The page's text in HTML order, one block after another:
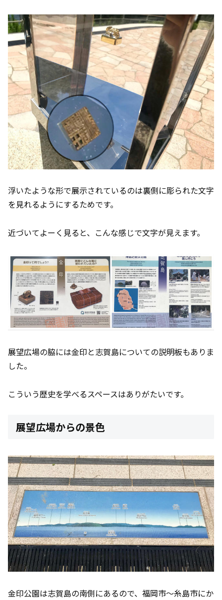
浮いたような形で展示されているのは裏側に彫られた文字
を見れるようにするためです。
近づいてよーく見ると、こんな感じで文字が見えます。
展望広場の脇には金印と志賀島についての説明板もありま
した。
こういう歴史を学べるスペースはありがたいです。
展望広場からの景色
金印公園は志賀島の南側にあるので、福岡市～糸島市にか